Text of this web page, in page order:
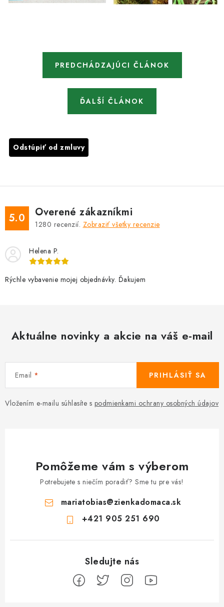
PREDCHÁDZAJÚCI ČLÁNOK
ĎALŠÍ ČLÁNOK
Odstúpiť od zmluvy
5.0 Overené zákazníkmi
1280 recenzií. Zobraziť všetky recenzie
Helena P.
Rýchle vybavenie mojej objednávky. Ďakujem
Aktuálne novinky a akcie na váš e-mail
Email
Vložením e-mailu súhlasíte s podmienkami ochrany osobných údajov
PRIHLÁSIŤ SA
Pomôžeme vám s výberom
Potrebujete s niečím poradiť? Sme tu pre vás!
mariatobias@zienkadomaca.sk
+421 905 251 690